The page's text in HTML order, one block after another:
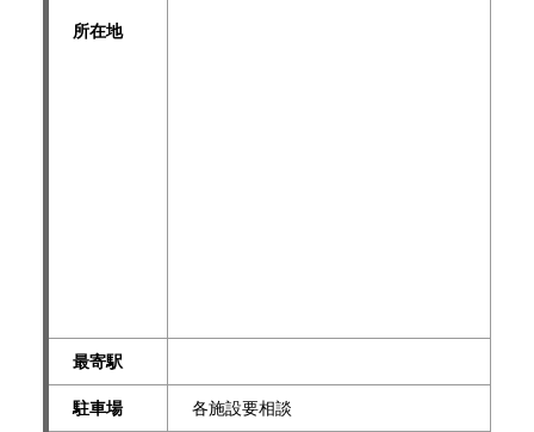
所在地
最寄駅
駐車場 各施設要相談